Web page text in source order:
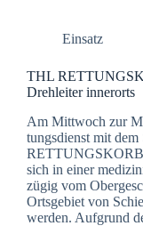
Einsatz
THL
Dreh­lei­ter inner­orts
Am Mitt­woch zur
tungs­dienst mit
sich in einer
zügig vom
Orts­ge­biet von
wer­den. Auf­grund